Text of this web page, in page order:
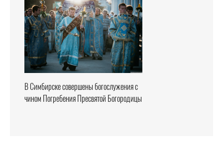
В Симбирске совершены богослужения с
чином Погребения Пресвятой Богородицы